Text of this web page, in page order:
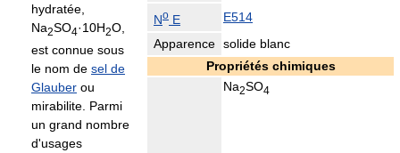
No E
E514
Apparence solide blanc
Propriétés chimiques
Na2SO4
hydratée,
Na2SO4·10H2O,
est connue sous
le nom de sel de
Glauber ou
mirabilite. Parmi
un grand nombre
d'usages